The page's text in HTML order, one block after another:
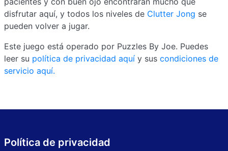
disfrutar aquí, y todos los niveles de Clutter Jong se
pueden volver a jugar.
Este juego está operado por Puzzles By Joe. Puedes
leer su política de privacidad aquí y sus condiciones de
servicio aquí.
Política de privacidad